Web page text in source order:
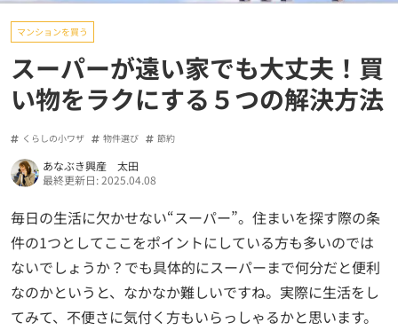
マンションを買う
スーパーが遠い家でも大丈夫！買
い物をラクにする５つの解決方法
くらしの小ワザ 物件選び 節約
あなぶき興産 太田
最終更新日: 2025.04.08
毎日の生活に欠かせない“スーパー”。住まいを探す際の条
件の1つとしてここをポイントにしている方も多いのでは
ないでしょうか？でも具体的にスーパーまで何分だと便利
なのかというと、なかなか難しいですね。実際に生活をし
てみて、不便さに気付く方もいらっしゃるかと思います。